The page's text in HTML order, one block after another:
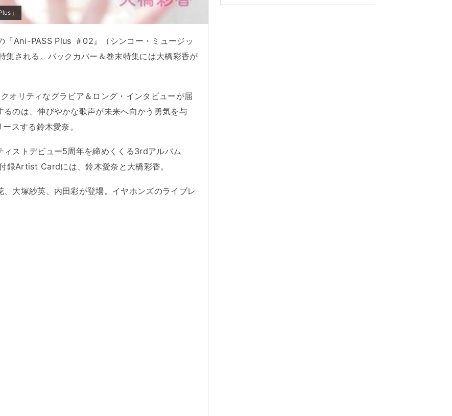
」
Ani-PASS Plus ＃02』（シンコー・ミュージッ
集される。バックカバー＆巻末特集には大橋彩香が
オリティなグラビア＆ロング・インタビューが届
のは、伸びやかな歌声が未来へ向かう勇気を与
スする鈴木愛奈。
ストデビュー5周年を締めくくる3rdアルバム
録Artist Cardには、鈴木愛奈と大橋彩香。
大塚紗英、内田彩が登場。イヤホンズのライブレ